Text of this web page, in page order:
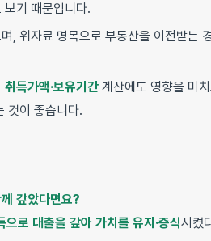
기 때문입니다.
, 위자료 명목으로 부동산을 이전받는
취득가액·보유기간 계산에도 영향을 미
것이 좋습니다.
갚았다면요?
으로 대출을 갚아 가치를 유지·증식시켰